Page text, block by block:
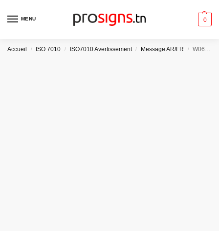
MENU 0
Accueil / ISO 7010 / ISO7010 Avertissement / Message AR/FR /